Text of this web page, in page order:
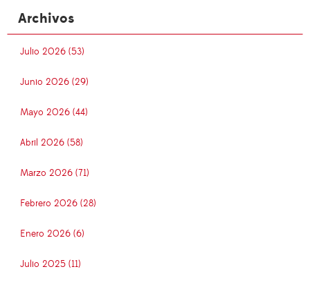
Archivos
Julio 2026 (53)
Junio 2026 (29)
Mayo 2026 (44)
Abril 2026 (58)
Marzo 2026 (71)
Febrero 2026 (28)
Enero 2026 (6)
Julio 2025 (11)